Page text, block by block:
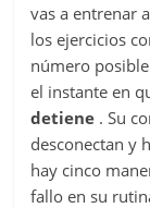
vas a entrenar
los ejercicios
número
el instante en
detiene . Su
desconectan y
hay cinco
fallo en su